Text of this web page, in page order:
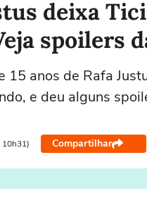
deixa
spoilers
anos de Rafa
e deu alguns
10h31) Compartilhar